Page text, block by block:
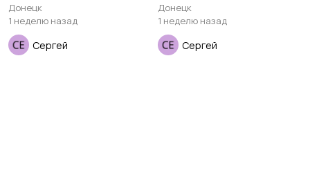
Донецк
1 неделю назад
Сергей
Донецк
1 неделю назад
Сергей